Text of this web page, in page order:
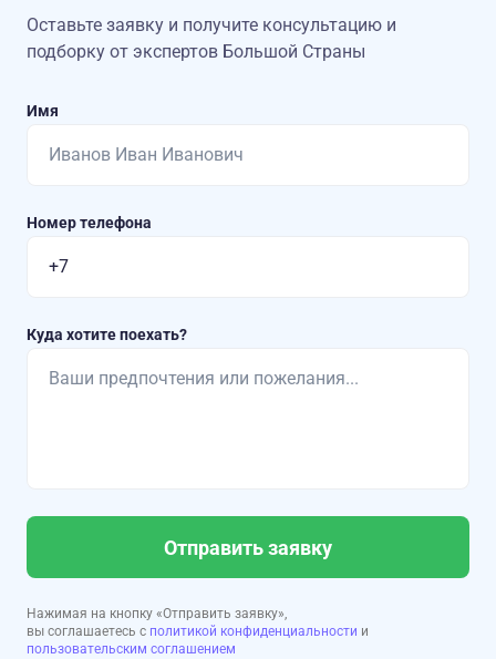
Оставьте заявку и получите консультацию и
подборку от экспертов Большой Страны
Имя
Номер телефона
Куда хотите поехать?
Отправить заявку
Нажимая на кнопку «Отправить заявку»,
вы соглашаетесь с политикой конфиденциальности и
пользовательским соглашением